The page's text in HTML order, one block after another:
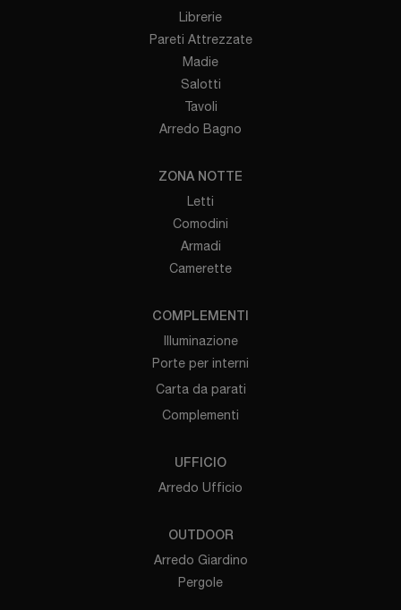
Librerie
Pareti Attrezzate
Madie
Salotti
Tavoli
Arredo Bagno
ZONA NOTTE
Letti
Comodini
Armadi
Camerette
COMPLEMENTI
Illuminazione
Porte per interni
Carta da parati
Complementi
UFFICIO
Arredo Ufficio
OUTDOOR
Arredo Giardino
Pergole